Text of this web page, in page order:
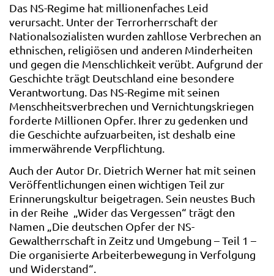
Das NS-Regime hat millionenfaches Leid
verursacht. Unter der Terrorherrschaft der
Nationalsozialisten wurden zahllose Verbrechen an
ethnischen, religiösen und anderen Minderheiten
und gegen die Menschlichkeit verübt. Aufgrund der
Geschichte trägt Deutschland eine besondere
Verantwortung. Das NS-Regime mit seinen
Menschheitsverbrechen und Vernichtungskriegen
forderte Millionen Opfer. Ihrer zu gedenken und
die Geschichte aufzuarbeiten, ist deshalb eine
immerwährende Verpflichtung.
Auch der Autor Dr. Dietrich Werner hat mit seinen
Veröffentlichungen einen wichtigen Teil zur
Erinnerungskultur beigetragen. Sein neustes Buch
in der Reihe „Wider das Vergessen“ trägt den
Namen „Die deutschen Opfer der NS-
Gewaltherrschaft in Zeitz und Umgebung – Teil 1 –
Die organisierte Arbeiterbewegung in Verfolgung
und Widerstand“.